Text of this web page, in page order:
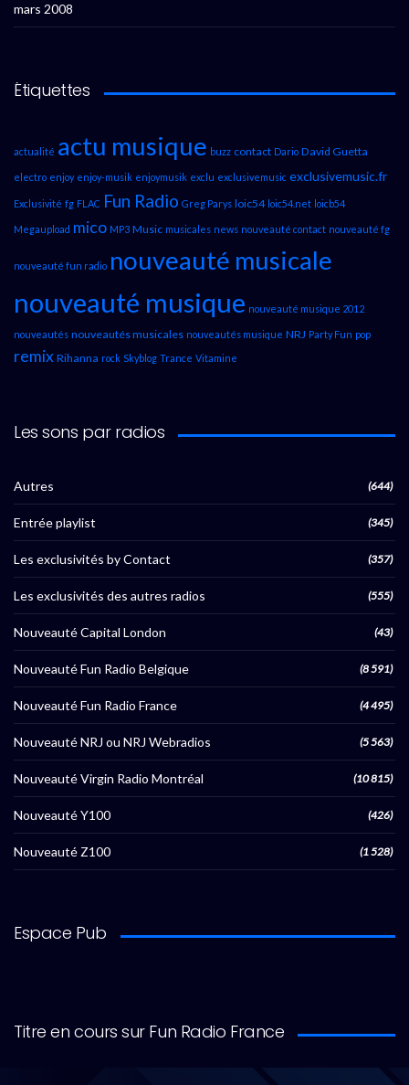
mars 2008
Étiquettes
actualité actu musique buzz contact Dario David Guetta
electro enjoy enjoy-musik enjoymusik exclu exclusivemusic exclusivemusic.fr
Exclusivité fg FLAC Fun Radio Greg Parys loic54 loic54.net loicb54
Megaupload mico MP3 Music musicales news nouveauté contact nouveauté fg
nouveauté fun radio nouveauté musicale
nouveauté musique nouveauté musique 2012
nouveautés nouveautés musicales nouveautés musique NRJ Party Fun pop
remix Rihanna rock Skyblog Trance Vitamine
Les sons par radios
Autres (644)
Entrée playlist (345)
Les exclusivités by Contact (357)
Les exclusivités des autres radios (555)
Nouveauté Capital London (43)
Nouveauté Fun Radio Belgique (8 591)
Nouveauté Fun Radio France (4 495)
Nouveauté NRJ ou NRJ Webradios (5 563)
Nouveauté Virgin Radio Montréal (10 815)
Nouveauté Y100 (426)
Nouveauté Z100 (1 528)
Espace Pub
Titre en cours sur Fun Radio France